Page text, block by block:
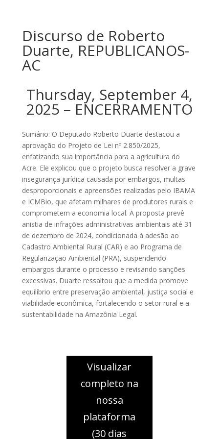
Discurso de Roberto
Duarte, REPUBLICANOS-
AC
Thursday, September 4,
2025 – ENCERRAMENTO
Sumário: O Deputado Roberto Duarte destacou a
aprovação do Projeto de Lei nº 2.850/2025,
enfatizando sua importância para a agricultura do
Acre. Ele explicou que o projeto busca resolver a grave
insegurança jurídica causada por embargos, multas
desproporcionais e apreensões realizadas pelo IBAMA
e ICMBio, que afetam milhares de produtores rurais e
comprometem a economia local. A proposta prevê
anistia de infrações administrativas ambientais até 31
de dezembro de 2024, condicionada à adesão ao
Cadastro Ambiental Rural (CAR) e ao Programa de
Regularização Ambiental (PRA), suspendendo
embargos durante o processo e revisando sanções
excessivas. Duarte ressaltou que a medida promove
equilíbrio entre preservação ambiental, justiça social e
viabilidade econômica, fortalecendo o setor rural e a
sustentabilidade na Amazônia Legal.
Visualizar
completo na
nossa
plataforma
(30 dias